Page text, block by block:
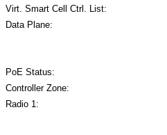
Virt. Smart Cell Ctrl. List:
Data Plane:
PoE Status:
Controller Zone:
Radio 1: